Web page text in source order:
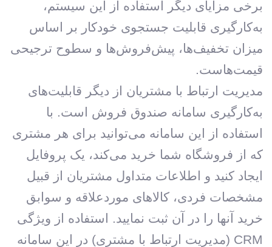
برخی مزایای دیگر استفاده از این سیستم،
به‌کارگیری قابلیت جستجوی خودکار بر اساس
میزان تخفیف‌ها، پیش‌فروش‌ها و سطوح ترجیحی
قیمت‌هاست.
مدیریت ارتباط با مشتریان از دیگر قابلیت‌های
به‌کارگیری سامانه صندوق فروش است. با
استفاده از این سامانه می‌توانید برای هر مشتری
که از فروشگاه شما خرید می‌کند، یک پروفایل
ایجاد کنید و اطلاعات متداول مشتریان از قبیل
مشخصات فردی، کالاهای موردعلاقه و سوابق
خرید آنها را در آن ثبت نمایید. استفاده از ویژگی
CRM (مدیریت ارتباط با مشتری) در این سامانه